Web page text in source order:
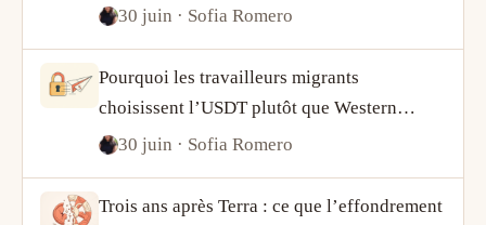
et de l’USDC révèle sur la demande crypto
30 juin · Sofia Romero
Pourquoi les travailleurs migrants
choisissent l’USDT plutôt que Western
Union
30 juin · Sofia Romero
Trois ans après Terra : ce que l’effondrement